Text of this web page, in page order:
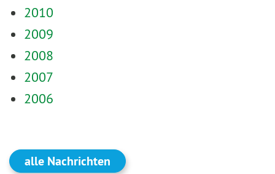
2010
2009
2008
2007
2006
alle Nachrichten